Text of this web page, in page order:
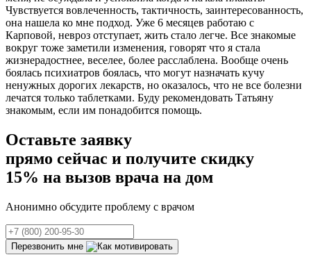
Чувствуется вовлеченность, тактичность, заинтересованность,
она нашела ко мне подход. Уже 6 месяцев работаю с
Карповой, невроз отступает, жить стало легче. Все знакомые
вокруг тоже заметили изменения, говорят что я стала
жизнерадостнее, веселее, более расслаблена. Вообще очень
боялась психиатров боялась, что могут назначать кучу
ненужных дорогих лекарств, но оказалось, что не все болезни
лечатся только таблетками. Буду рекомендовать Татьяну
знакомым, если им понадобится помощь.
Оставьте заявку
прямо сейчас и получите скидку
15% на вызов врача на дом
Анонимно обсудите проблему с врачом
Перезвонить мне